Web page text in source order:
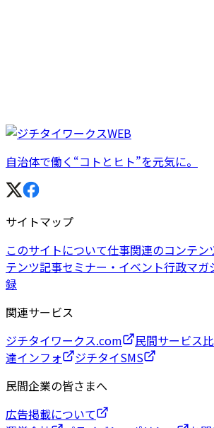
自治体で働く“コトとヒト”を元気に。
サイトマップ
このサイトについて仕事関連のコンテン
テンツ記事セミナー・イベント行政マガ
録
関連サービス
ジチタイワークス.com
民間サービス
達インフォ
ジチタイSMS
民間企業の皆さまへ
広告掲載について